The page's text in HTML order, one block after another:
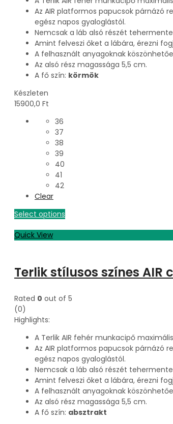
Az AIR platformos papucsok párnázó
egész napos gyaloglástól.
Nemcsak a láb alsó részét
Amint felveszi őket a lábára, érezni
A felhasznált anyagoknak
Az alsó rész magassága 5,5 cm.
A fő szín: körmök
Készleten
15900,0 Ft
36
37
38
39
40
41
42
Clear
Select options
Quick View
Terlik stílusos színes
Rated 0 out of 5
(0)
Highlights:
A Terlik AIR fehér munkacipő
Az AIR platformos papucsok párnázó
egész napos gyaloglástól.
Nemcsak a láb alsó részét
Amint felveszi őket a lábára, érezni
A felhasznált anyagoknak
Az alsó rész magassága 5,5 cm.
A fő szín: absztrakt